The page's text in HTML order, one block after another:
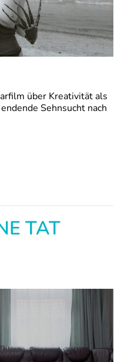
über Kreativität als
Sehnsucht nach
TAT